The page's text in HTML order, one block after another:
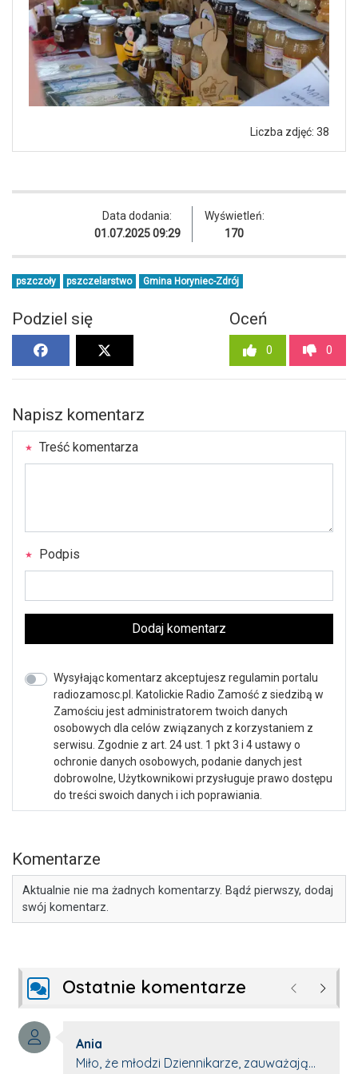
Liczba zdjęć: 38
Data dodania:
01.07.2025 09:29
Wyświetleń:
170
pszczoły pszczelarstwo Gmina Horyniec-Zdrój
Podziel się Oceń
0 0
Napisz komentarz
Treść komentarza
Podpis
Dodaj komentarz
Wysyłając komentarz akceptujesz regulamin portalu
radiozamosc.pl. Katolickie Radio Zamość z siedzibą w
Zamościu jest administratorem twoich danych
osobowych dla celów związanych z korzystaniem z
serwisu. Zgodnie z art. 24 ust. 1 pkt 3 i 4 ustawy o
ochronie danych osobowych, podanie danych jest
dobrowolne, Użytkownikowi przysługuje prawo dostępu
do treści swoich danych i ich poprawiania.
Komentarze
Aktualnie nie ma żadnych komentarzy. Bądź pierwszy, dodaj
swój komentarz.
Ostatnie komentarze Poprzednie
Autor komentarza:
Ania
Treść komentarza:
Miło, że młodzi Dziennikarze, zauważają